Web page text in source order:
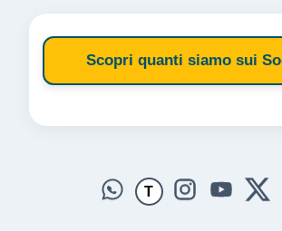
Scopri quanti siamo sui
T